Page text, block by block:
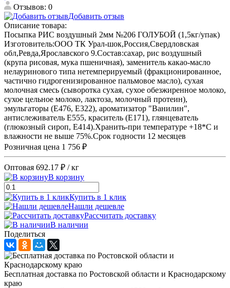
Отзывов: 0
Добавить отзыв
Описание товара:
Посыпка РИС воздушный 2мм №206 ГОЛУБОЙ (1,5кг/упак)
Изготовитель:ООО ТК Урал-шок,Россия,Свердловская
обл,Ревда,Ярославского 9.Состав:сахар, рис воздушный
(крупа рисовая, мука пшеничная), заменитель какао-масло
нелауринового типа нетемперируемый (фракционированное,
частично гидрогенизированное пальмовое масло), сухая
молочная смесь (сыворотка сухая, сухое обезжиренное молоко,
сухое цельное молоко, лактоза, молочный протеин),
эмульгаторы (Е476, Е322), ароматизатор "Ванилин",
антислеживатель Е555, краситель (Е171), глянцеватель
(глюкозный сироп, Е414).Хранить-при температуре +18*С и
влажности не выше 75%.Срок годности 12 месяцев
Розничная цена 1 756 ₽
Оптовая 692.17 ₽ / кг
В корзину
Купить в 1 клик
Нашли дешевле
Рассчитать доставку
В наличии
Поделиться
Бесплатная доставка по Ростовской области и Краснодарскому
краю